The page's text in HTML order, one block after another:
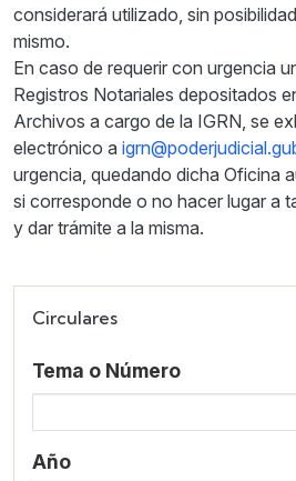
considerará utilizado, sin
mismo.
En caso de requerir con urgencia
Registros Notariales depositados
Archivos a cargo de la IGRN, se
electrónico a
urgencia, quedando dicha Oficina
si corresponde o no hacer lugar a
y dar trámite a la misma.
Circulares
Tema o Número
Año